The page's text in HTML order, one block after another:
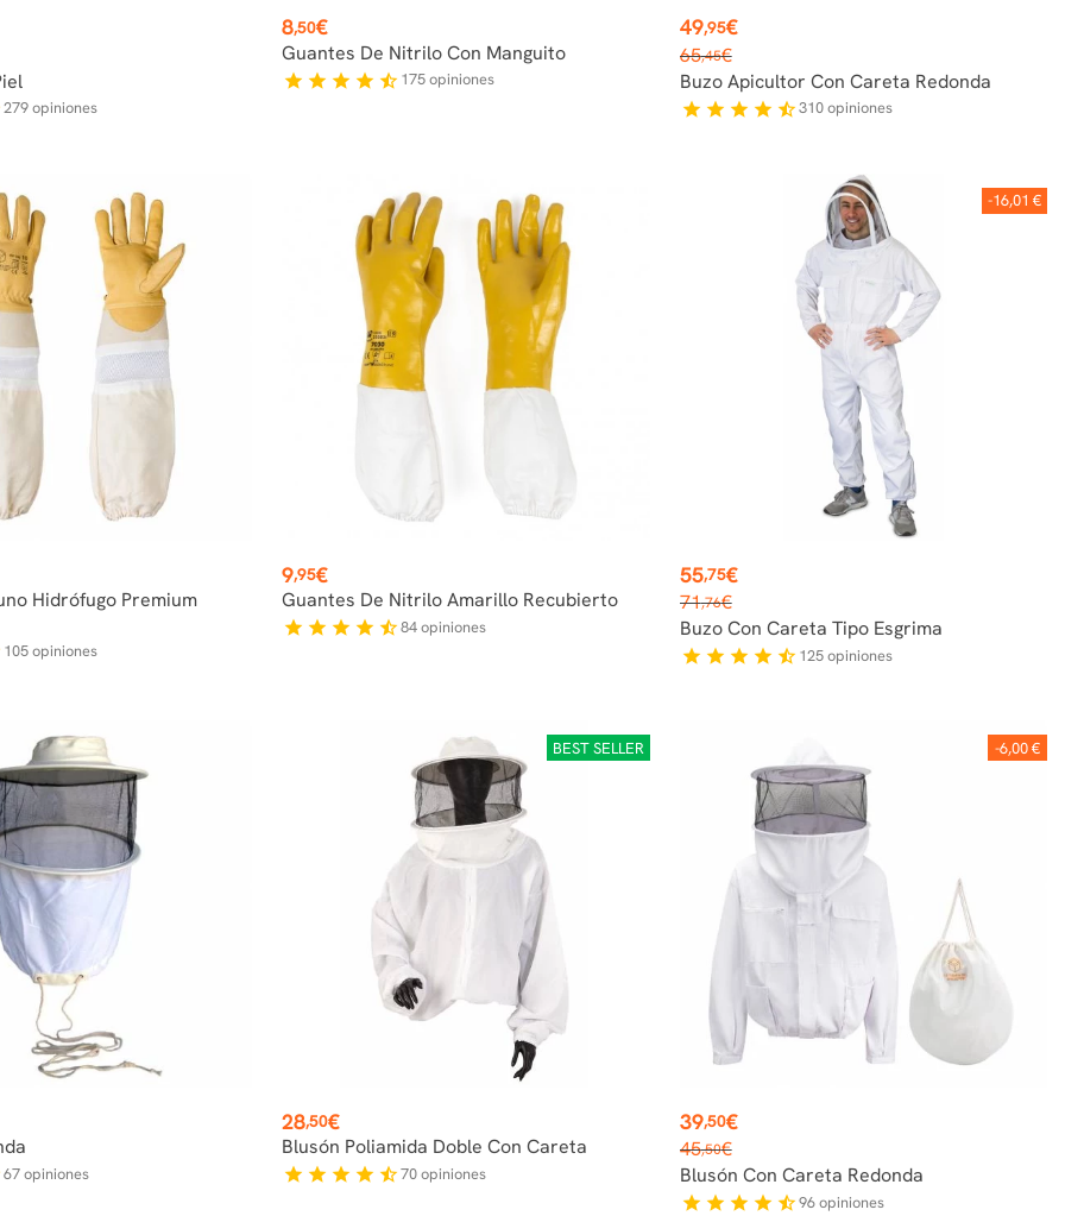
279opiniones
Precio
8,50€
Guantes De Nitrilo Con Manguito
star star star star star_half 175opiniones
Precio
49,95€
Precio
base
65,45€
Buzo Apicultor Con Careta Redonda
star star star star star_half310opiniones
Hidrófugo Premium
105opiniones
Precio
9,95€
Guantes De Nitrilo Amarillo Recubierto
star star star star star_half84opiniones
-16,01 €
Precio
55,75€
Precio
base
71,76€
Buzo Con Careta Tipo Esgrima
star star star star star_half 125opiniones
67opiniones
BEST SELLER
Precio
28,50€
Blusón Poliamida Doble Con Careta
star star star star star_half70opiniones
-6,00 €
Precio
39,50€
Precio
base
45,50€
Blusón Con Careta Redonda
star star star star star_half96opiniones